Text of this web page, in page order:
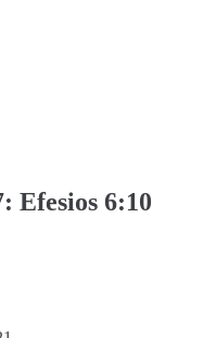
Efesios 6:10